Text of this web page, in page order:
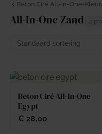
Beton Ciré All-In-One-
All-In-One Zand 4
Beton Ciré All-In-One
Egypt
€ 28,00